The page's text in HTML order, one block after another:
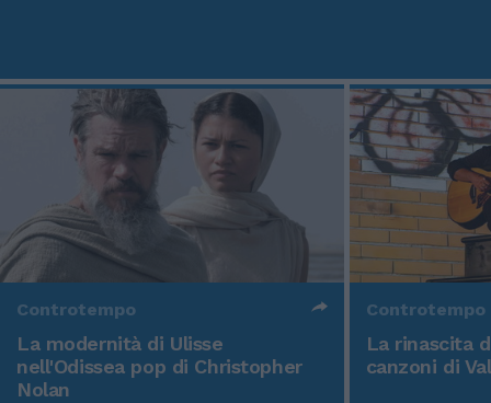
Controtempo
La modernità di Ulisse
nell'Odissea pop di Christopher
Nolan
Controtempo
La rinascita
canzoni di